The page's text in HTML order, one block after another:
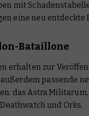
mit
eine neu entdeckte
Bataillone
erhalten zur
passende
das Astra
und Orks.